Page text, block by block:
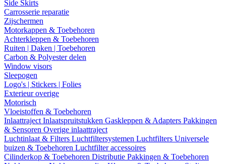
Side Skirts
Carrosserie reparatie
Zijschermen
Motorkappen & Toebehoren
Achterkleppen & Toebehoren
Ruiten | Daken | Toebehoren
Carbon & Polyester delen
Window visors
Sleepogen
Logo's | Stickers | Folies
Exterieur overige
Motorisch
Vloeistoffen & Toebehoren
Inlaattraject Inlaatspruitstukken Gaskleppen & Adapters Pakkingen
& Sensoren Overige inlaattraject
Luchtinlaat & Filters Luchtfiltersystemen Luchtfilters Universele
buizen & Toebehoren Luchtfilter accessoires
Cilinderkop & Toebehoren Distributie Pakkingen & Toebehoren